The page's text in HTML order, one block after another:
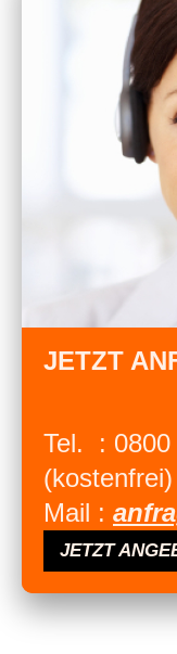
JETZT
Tel. : 0800
(kostenfrei)
Mail :
JETZT